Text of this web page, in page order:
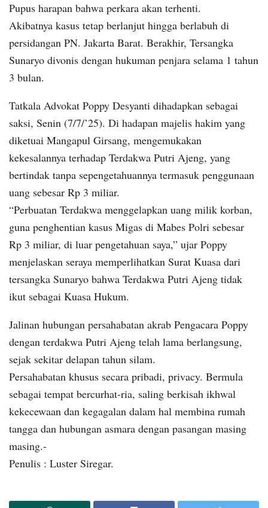
Pupus harapan bahwa perkara akan terhenti.
Akibatnya kasus tetap berlanjut hingga berlabuh di
persidangan PN. Jakarta Barat. Berakhir, Tersangka
Sunaryo divonis dengan hukuman penjara selama 1 tahun
3 bulan.
Tatkala Advokat Poppy Desyanti dihadapkan sebagai
saksi, Senin (7/7/’25). Di hadapan majelis hakim yang
diketuai Mangapul Girsang, mengemukakan
kekesalannya terhadap Terdakwa Putri Ajeng, yang
bertindak tanpa sepengetahuannya termasuk penggunaan
uang sebesar Rp 3 miliar.
“Perbuatan Terdakwa menggelapkan uang milik korban,
guna penghentian kasus Migas di Mabes Polri sebesar
Rp 3 miliar, di luar pengetahuan saya,” ujar Poppy
menjelaskan seraya memperlihatkan Surat Kuasa dari
tersangka Sunaryo bahwa Terdakwa Putri Ajeng tidak
ikut sebagai Kuasa Hukum.
Jalinan hubungan persahabatan akrab Pengacara Poppy
dengan terdakwa Putri Ajeng telah lama berlangsung,
sejak sekitar delapan tahun silam.
Persahabatan khusus secara pribadi, privacy. Bermula
sebagai tempat bercurhat-ria, saling berkisah ikhwal
kekecewaan dan kegagalan dalam hal membina rumah
tangga dan hubungan asmara dengan pasangan masing
masing.-
Penulis : Luster Siregar.